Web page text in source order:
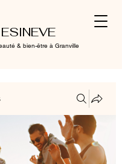
& bien-être à Granville